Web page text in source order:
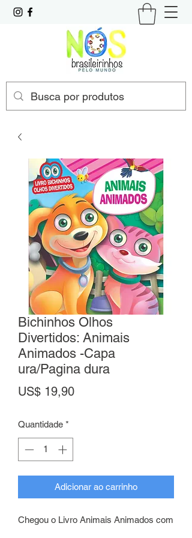
Bichinhos Olhos
Divertidos: Animais
Animados -Capa
ura/Pagina dura
US$ 19,90Preço
Quantidade *
Adicionar ao carrinho
Chegou o Livro Animais Animados com